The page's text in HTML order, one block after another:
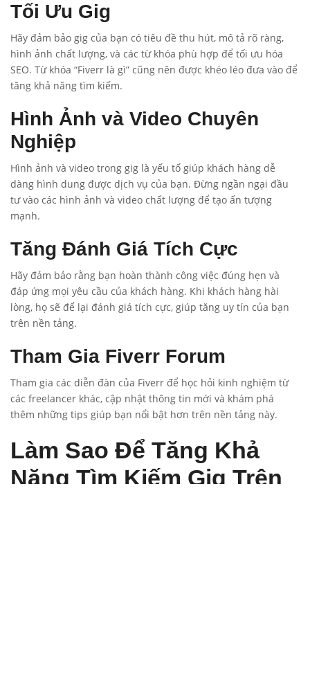
Tối Ưu Gig
Hãy đảm bảo gig của bạn có tiêu đề thu hút, mô tả rõ ràng,
hình ảnh chất lượng, và các từ khóa phù hợp để tối ưu hóa
SEO. Từ khóa “Fiverr là gì” cũng nên được khéo léo đưa vào để
tăng khả năng tìm kiếm.
Hình Ảnh và Video Chuyên
Nghiệp
Hình ảnh và video trong gig là yếu tố giúp khách hàng dễ
dàng hình dung được dịch vụ của bạn. Đừng ngần ngại đầu
tư vào các hình ảnh và video chất lượng để tạo ấn tượng
mạnh.
Tăng Đánh Giá Tích Cực
Hãy đảm bảo rằng bạn hoàn thành công việc đúng hẹn và
đáp ứng mọi yêu cầu của khách hàng. Khi khách hàng hài
lòng, họ sẽ để lại đánh giá tích cực, giúp tăng uy tín của bạn
trên nền tảng.
Tham Gia Fiverr Forum
Tham gia các diễn đàn của Fiverr để học hỏi kinh nghiệm từ
các freelancer khác, cập nhật thông tin mới và khám phá
thêm những tips giúp bạn nổi bật hơn trên nền tảng này.
Làm Sao Để Tăng Khả
Năng Tìm Kiếm Gig Trên